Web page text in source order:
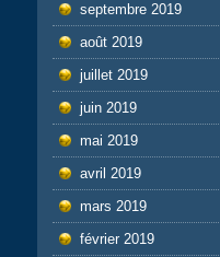
septembre 2019
août 2019
juillet 2019
juin 2019
mai 2019
avril 2019
mars 2019
février 2019